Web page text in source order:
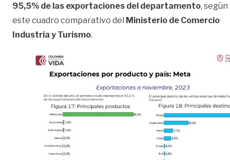
95,5% de las exportaciones del departamento, según
este cuadro comparativo del Ministerio de Comercio
Industria y Turismo.